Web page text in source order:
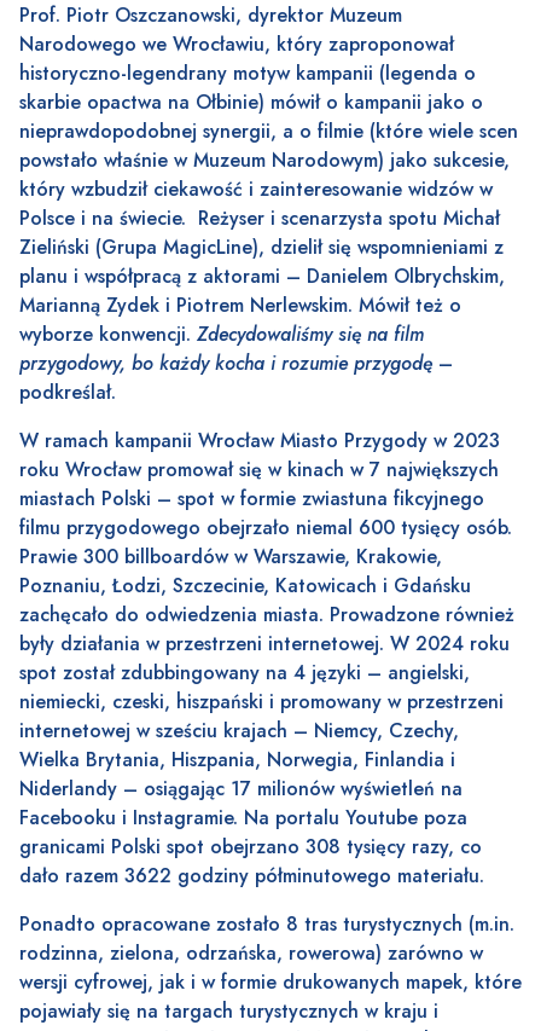
Prof. Piotr Oszczanowski, dyrektor Muzeum
Narodowego we Wrocławiu, który zaproponował
historyczno-legendrany motyw kampanii (legenda o
skarbie opactwa na Ołbinie) mówił o kampanii jako o
nieprawdopodobnej synergii, a o filmie (które wiele scen
powstało właśnie w Muzeum Narodowym) jako sukcesie,
który wzbudził ciekawość i zainteresowanie widzów w
Polsce i na świecie. Reżyser i scenarzysta spotu Michał
Zieliński (Grupa MagicLine), dzielił się wspomnieniami z
planu i współpracą z aktorami – Danielem Olbrychskim,
Marianną Zydek i Piotrem Nerlewskim. Mówił też o
wyborze konwencji. Zdecydowaliśmy się na film
przygodowy, bo każdy kocha i rozumie przygodę –
podkreślał.
W ramach kampanii Wrocław Miasto Przygody w 2023
roku Wrocław promował się w kinach w 7 największych
miastach Polski – spot w formie zwiastuna fikcyjnego
filmu przygodowego obejrzało niemal 600 tysięcy osób.
Prawie 300 billboardów w Warszawie, Krakowie,
Poznaniu, Łodzi, Szczecinie, Katowicach i Gdańsku
zachęcało do odwiedzenia miasta. Prowadzone również
były działania w przestrzeni internetowej. W 2024 roku
spot został zdubbingowany na 4 języki – angielski,
niemiecki, czeski, hiszpański i promowany w przestrzeni
internetowej w sześciu krajach – Niemcy, Czechy,
Wielka Brytania, Hiszpania, Norwegia, Finlandia i
Niderlandy – osiągając 17 milionów wyświetleń na
Facebooku i Instagramie. Na portalu Youtube poza
granicami Polski spot obejrzano 308 tysięcy razy, co
dało razem 3622 godziny półminutowego materiału.
Ponadto opracowane zostało 8 tras turystycznych (m.in.
rodzinna, zielona, odrzańska, rowerowa) zarówno w
wersji cyfrowej, jak i w formie drukowanych mapek, które
pojawiały się na targach turystycznych w kraju i